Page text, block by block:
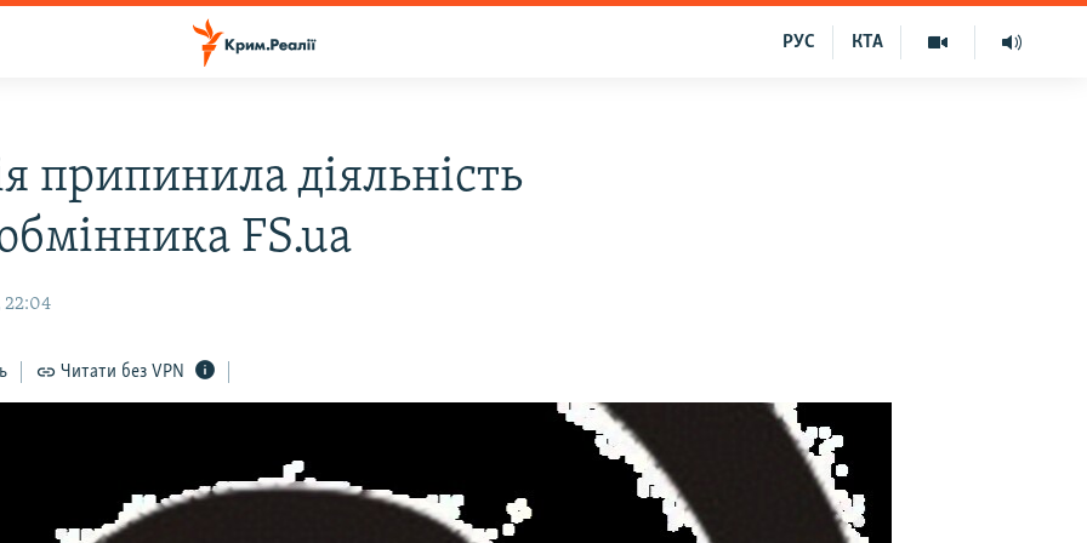
КТА
РУС
припинила діяльність
FS.ua
22:04
Читати без VPN